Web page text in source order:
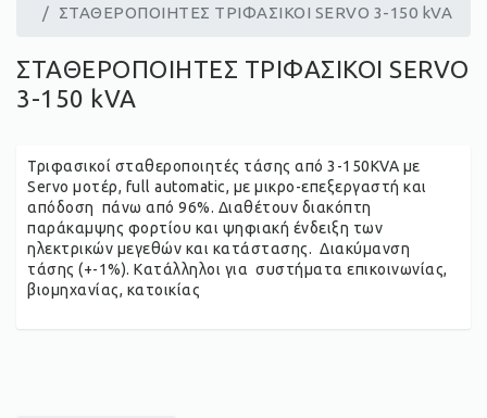
ΣΤΑΘΕΡΟΠΟΙΗΤΕΣ ΤΡΙΦΑΣΙΚΟΙ SERVO 3-150 kVA
ΣΤΑΘΕΡΟΠΟΙΗΤΕΣ ΤΡΙΦΑΣΙΚΟΙ SERVO
3-150 kVA
Τριφασικοί σταθεροποιητές τάσης από 3-150KVA με
Servo μοτέρ, full automatic, με μικρο-επεξεργαστή και
απόδοση πάνω από 96%. Διαθέτουν διακόπτη
παράκαμψης φορτίου και ψηφιακή ένδειξη των
ηλεκτρικών μεγεθών και κατάστασης. Διακύμανση
τάσης (+-1%). Κατάλληλοι για συστήματα επικοινωνίας,
βιομηχανίας, κατοικίας